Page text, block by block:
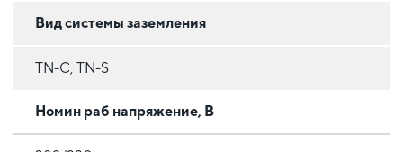
Вид системы заземления
TN-C, TN-S
Номин раб напряжение, В